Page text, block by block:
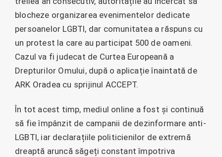
blocheze organizarea evenimentelor dedicate
persoanelor LGBTI, dar comunitatea a răspuns cu
un protest la care au participat 500 de oameni.
Cazul va fi judecat de Curtea Europeană a
Drepturilor Omului, după o aplicație înaintată de
ARK Oradea cu sprijinul ACCEPT.
În tot acest timp, mediul online a fost și continuă
să fie împânzit de campanii de dezinformare anti-
LGBTI, iar declarațiile politicienilor de extremă
dreaptă aruncă săgeți constant împotriva